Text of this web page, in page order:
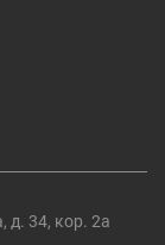
д. 34, кор. 2а